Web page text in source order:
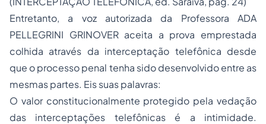
Entretanto, a voz autorizada da Professora ADA
PELLEGRINI GRINOVER aceita a prova emprestada
colhida através da interceptação telefônica desde
que o processo penal tenha sido desenvolvido entre as
mesmas partes. Eis suas palavras:
O valor constitucionalmente protegido pela vedação
das interceptações telefônicas é a intimidade.